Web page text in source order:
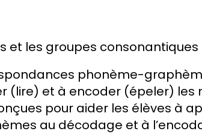
et les groupes consonantiques
phonème-
(lire) et à encoder (épeler) les
pour aider les élèves à
au décodage et à